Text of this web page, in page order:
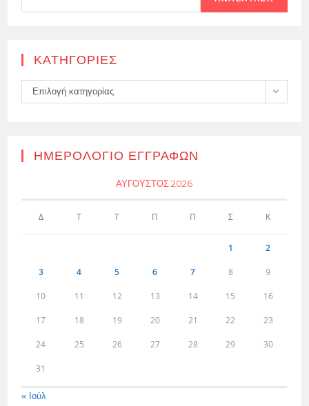
KΑΤΗΓΟΡΊΕΣ
Kατηγορίες
Επιλογή κατηγορίας
ΗΜΕΡΟΛΌΓΙΟ ΕΓΓΡΑΦΏΝ
ΑΎΓΟΥΣΤΟΣ 2026
Δ Τ Τ Π Π Σ Κ
1 2
3 4 5 6 7 8 9
10 11 12 13 14 15 16
17 18 19 20 21 22 23
24 25 26 27 28 29 30
31
« Ιούλ